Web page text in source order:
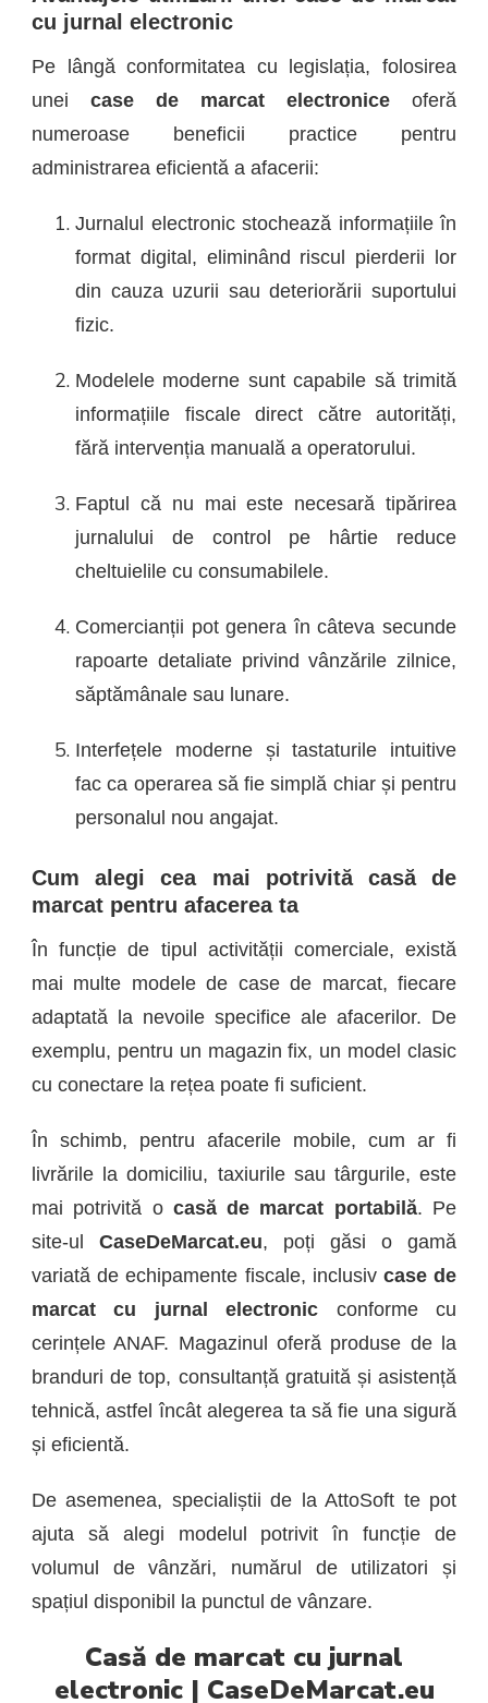
cu jurnal electronic
Pe lângă conformitatea cu legislația, folosirea
unei case de marcat electronice oferă
numeroase beneficii practice pentru
administrarea eficientă a afacerii:
Jurnalul electronic stochează informațiile în
format digital, eliminând riscul pierderii lor
din cauza uzurii sau deteriorării suportului
fizic.
Modelele moderne sunt capabile să trimită
informațiile fiscale direct către autorități,
fără intervenția manuală a operatorului.
Faptul că nu mai este necesară tipărirea
jurnalului de control pe hârtie reduce
cheltuielile cu consumabilele.
Comercianții pot genera în câteva secunde
rapoarte detaliate privind vânzările zilnice,
săptămânale sau lunare.
Interfețele moderne și tastaturile intuitive
fac ca operarea să fie simplă chiar și pentru
personalul nou angajat.
Cum alegi cea mai potrivită casă de
marcat pentru afacerea ta
În funcție de tipul activității comerciale, există
mai multe modele de case de marcat, fiecare
adaptată la nevoile specifice ale afacerilor. De
exemplu, pentru un magazin fix, un model clasic
cu conectare la rețea poate fi suficient.
În schimb, pentru afacerile mobile, cum ar fi
livrările la domiciliu, taxiurile sau târgurile, este
mai potrivită o casă de marcat portabilă. Pe
site-ul CaseDeMarcat.eu, poți găsi o gamă
variată de echipamente fiscale, inclusiv case de
marcat cu jurnal electronic conforme cu
cerințele ANAF. Magazinul oferă produse de la
branduri de top, consultanță gratuită și asistență
tehnică, astfel încât alegerea ta să fie una sigură
și eficientă.
De asemenea, specialiștii de la AttoSoft te pot
ajuta să alegi modelul potrivit în funcție de
volumul de vânzări, numărul de utilizatori și
spațiul disponibil la punctul de vânzare.
Casă de marcat cu jurnal
electronic | CaseDeMarcat.eu